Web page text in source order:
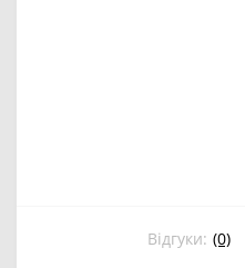
Відгуки: (0)